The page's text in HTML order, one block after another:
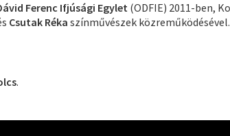
Ferenc Ifjúsági Egylet (ODFIE) 2011-ben,
Csutak Réka színművészek
.